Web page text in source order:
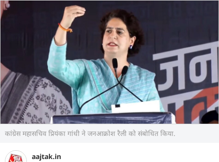
कांग्रेस महासचिव प्रियंका गांधी ने जनआक्रोश रैली को संबोधित किया.
aajtak.in